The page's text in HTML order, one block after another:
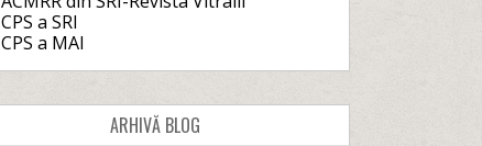
CPS a SRI
CPS a MAI
ARHIVĂ BLOG